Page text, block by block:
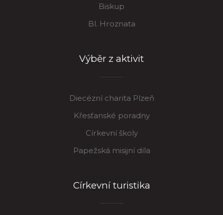
Biskup
Bl. Hroznata
Výběr z aktivit
Diecézní charita Plzeň
Křesťanské poradny
Církevní školy
Papežská misijní díla
Církevní turistika